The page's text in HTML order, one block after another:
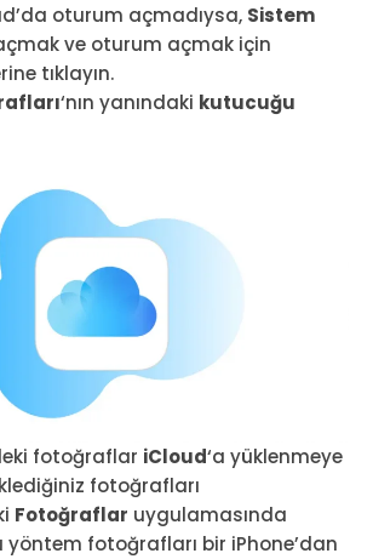
oturum açmadıysa, Sistem
ve oturum açmak için
tıklayın.
‘nın yanındaki kutucuğu
fotoğraflar iCloud‘a yüklenmeye
fotoğrafları
Fotoğraflar uygulamasında
yöntem fotoğrafları bir iPhone’dan